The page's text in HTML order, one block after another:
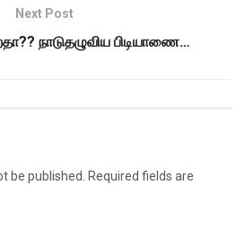
Next Post
நாடுதழுவிய பிடியாணை…
be published.
Required fields are